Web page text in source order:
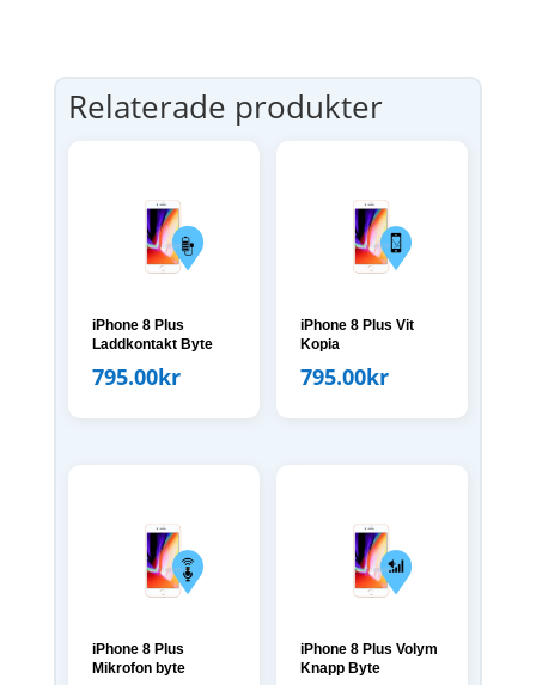
Relaterade produkter
iPhone 8 Plus
Laddkontakt Byte
795.00kr
iPhone 8 Plus Vit
Kopia
795.00kr
iPhone 8 Plus
Mikrofon byte
iPhone 8 Plus Volym
Knapp Byte